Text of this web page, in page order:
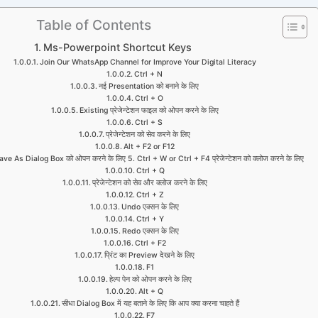
Table of Contents
Ms-Powerpoint Shortcut Keys
Join Our WhatsApp Channel for Improve Your Digital Literacy
Ctrl + N
नई Presentation को बनाने के लिए
Ctrl + O
Existing प्रेजेन्टेशन फाइल को ओपन करने के लिए
Ctrl + S
प्रेजेन्टेशन को सेव करने के लिए
Alt + F2 or F12
As Dialog Box को ओपन करने के लिए 5. Ctrl + W or Ctrl + F4 प्रेजेन्टेशन को क्लोज करने के लिए
Ctrl + Q
प्रेजेन्टेशन को सेव और क्लोज करने के लिए
Ctrl + Z
Undo एक्सन के लिए
Ctrl + Y
Redo एक्सन के लिए
Ctrl + F2
प्रिंट का Preview देखने के लिए
F1
हेल्प पेन को ओपन करने के लिए
Alt + Q
सीधा Dialog Box में यह बताने के लिए कि आप क्या करना चाहते हैं
F7